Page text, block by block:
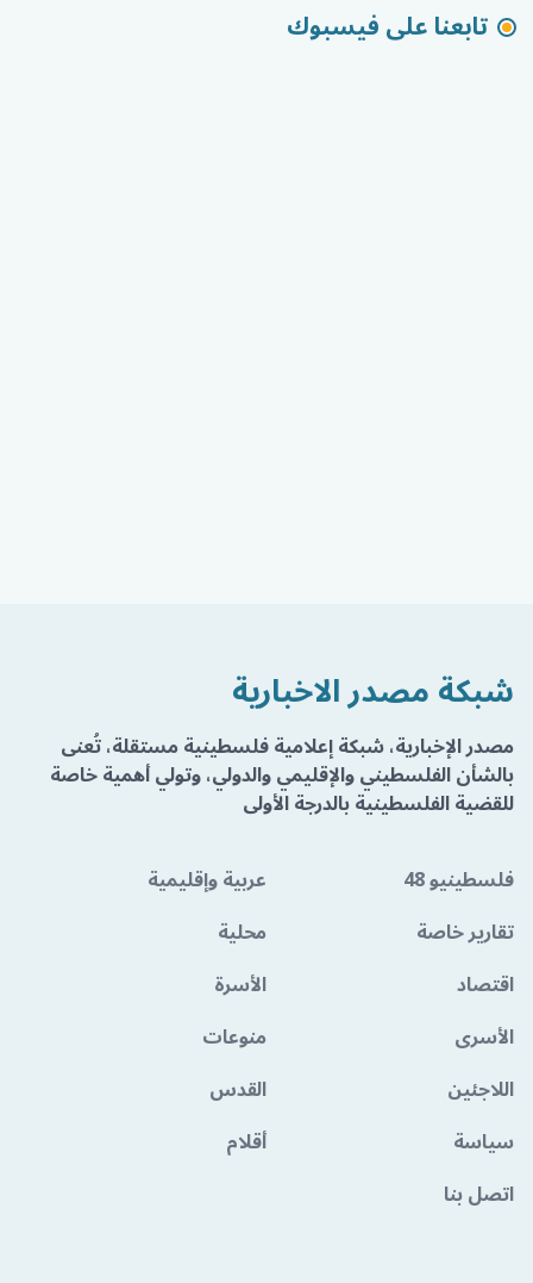
تابعنا على فيسبوك
شبكة مصدر الاخبارية
مصدر الإخبارية، شبكة إعلامية فلسطينية مستقلة، تُعنى
بالشأن الفلسطيني والإقليمي والدولي، وتولي أهمية خاصة
للقضية الفلسطينية بالدرجة الأولى
فلسطينيو 48
عربية وإقليمية
تقارير خاصة
محلية
اقتصاد
الأسرة
الأسرى
منوعات
اللاجئين
القدس
سياسة
أقلام
اتصل بنا